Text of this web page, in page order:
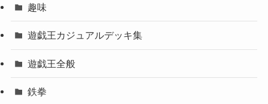
趣味
遊戯王カジュアルデッキ集
遊戯王全般
鉄拳